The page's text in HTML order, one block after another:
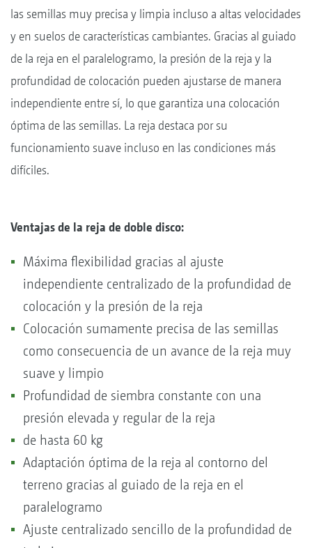
las semillas muy precisa y limpia incluso a altas velocidades
y en suelos de características cambiantes. Gracias al guiado
de la reja en el paralelogramo, la presión de la reja y la
profundidad de colocación pueden ajustarse de manera
independiente entre sí, lo que garantiza una colocación
óptima de las semillas. La reja destaca por su
funcionamiento suave incluso en las condiciones más
difíciles.
Ventajas de la reja de doble disco:
Máxima flexibilidad gracias al ajuste
independiente centralizado de la profundidad de
colocación y la presión de la reja
Colocación sumamente precisa de las semillas
como consecuencia de un avance de la reja muy
suave y limpio
Profundidad de siembra constante con una
presión elevada y regular de la reja
de hasta 60 kg
Adaptación óptima de la reja al contorno del
terreno gracias al guiado de la reja en el
paralelogramo
Ajuste centralizado sencillo de la profundidad de